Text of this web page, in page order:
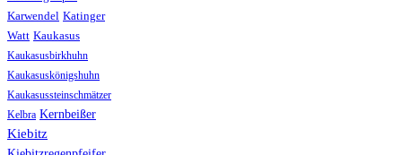
Karwendel Katinger
Watt Kaukasus
Kaukasusbirkhuhn
Kaukasuskönigshuhn
Kaukasussteinschmätzer
Kelbra Kernbeißer
Kiebitz